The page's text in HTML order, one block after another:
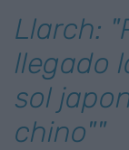
Llarch:
llegado
sol
chino""